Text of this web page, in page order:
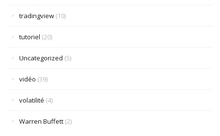
tradingview (10)
tutoriel (20)
Uncategorized (5)
vidéo (39)
volatilité (4)
Warren Buffett (2)